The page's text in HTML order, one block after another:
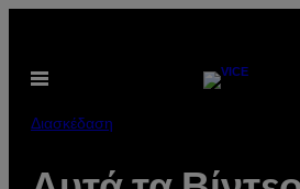
περιεχόμενο
Ανοίξτε
Διασκέδαση